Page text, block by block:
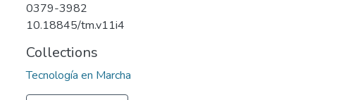
0379-3982
10.18845/tm.v11i4
Collections
Tecnología en Marcha